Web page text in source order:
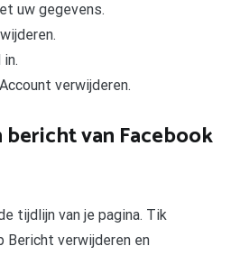
uw gegevens.
verwijderen.
van Facebook
tijdlijn van je pagina. Tik
Bericht verwijderen en